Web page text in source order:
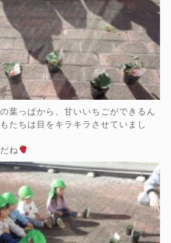
葉っぱから、甘いいちごができるん
たちは目をキラキラさせていまし
ね